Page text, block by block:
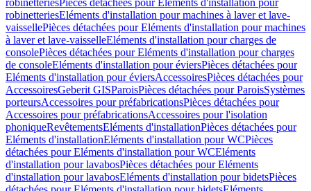
robinetteriesPièces détachées pour Eléments d'installation pour
robinetteriesEléments d'installation pour machines à laver et lave-
vaissellePièces détachées pour Eléments d'installation pour machines
à laver et lave-vaisselleEléments d'installation pour charges de
consolePièces détachées pour Eléments d'installation pour charges
de consoleEléments d'installation pour éviersPièces détachées pour
Eléments d'installation pour éviersAccessoiresPièces détachées pour
AccessoiresGeberit GISParoisPièces détachées pour ParoisSystèmes
porteursAccessoires pour préfabricationsPièces détachées pour
Accessoires pour préfabricationsAccessoires pour l'isolation
phoniqueRevêtementsEléments d'installationPièces détachées pour
Eléments d'installationEléments d'installation pour WCPièces
détachées pour Eléments d'installation pour WCEléments
d'installation pour lavabosPièces détachées pour Eléments
d'installation pour lavabosEléments d'installation pour bidetsPièces